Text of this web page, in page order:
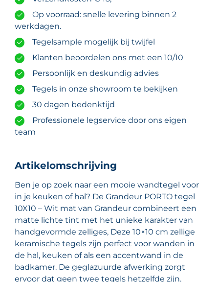
Artikelomschrijving
Ben je op zoek naar een mooie wandtegel voor
in je keuken of hal? De Grandeur PORTO tegel
10X10 – Wit mat van Grandeur combineert een
matte lichte tint met het unieke karakter van
handgevormde zelliges, Deze 10×10 cm zellige
keramische tegels zijn perfect voor wanden in
de hal, keuken of als een accentwand in de
badkamer. De geglazuurde afwerking zorgt
ervoor dat geen twee tegels hetzelfde zijn.
Op voorraad: snelle levering binnen 2
werkdagen.
Tegelsample mogelijk bij twijfel
Klanten beoordelen ons met een 10/10
Persoonlijk en deskundig advies
Tegels in onze showroom te bekijken
30 dagen bedenktijd
Professionele legservice door ons eigen
team